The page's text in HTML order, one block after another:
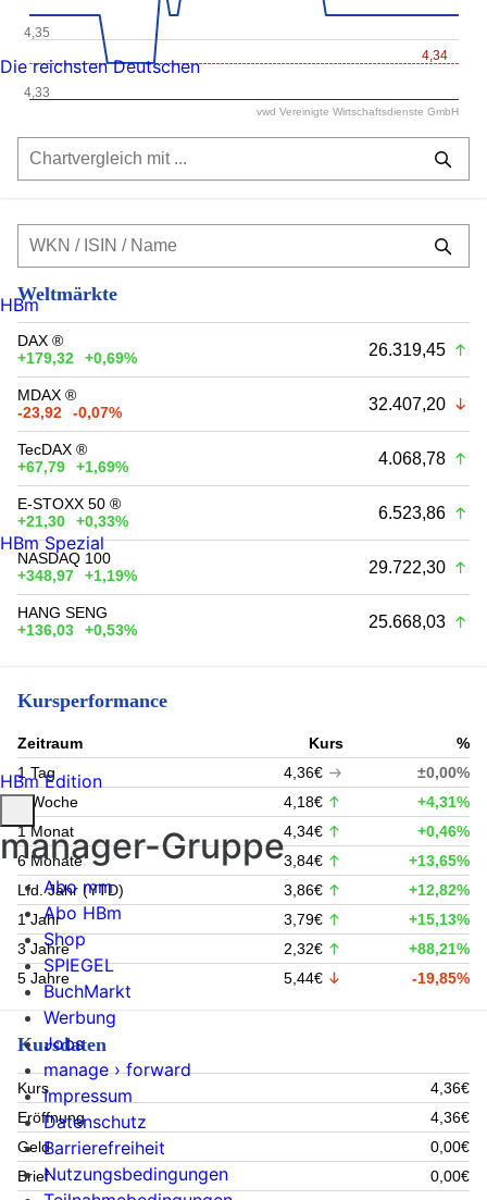
4,34
4,33
4,35
vwd Vereinigte Wirtschaftsdienste GmbH
Weltmärkte
DAX ®
+179,32
+0,69% 26.319,45
MDAX ®
-23,92
-0,07% 32.407,20
TecDAX ®
+67,79
+1,69% 4.068,78
E-STOXX 50 ®
+21,30
+0,33% 6.523,86
NASDAQ 100
+348,97
+1,19% 29.722,30
HANG SENG
+136,03
+0,53% 25.668,03
Kursperformance
Zeitraum Kurs
%
1 Tag
4,36€
±0,00%
1 Woche
4,18€
+4,31%
1 Monat
4,34€
+0,46%
6 Monate
3,84€
+13,65%
Lfd. Jahr (YTD)
3,86€
+12,82%
1 Jahr
3,79€
+15,13%
3 Jahre
2,32€
+88,21%
5 Jahre
5,44€ -19,85%
Kursdaten
Kurs
4,36€
Eröffnung
4,36€
Geld
0,00€
Brief
0,00€
Die reichsten Deutschen
HBm
HBm Spezial
HBm Edition
manager-Gruppe
Abo mm
Abo HBm
Shop
SPIEGEL
BuchMarkt
Werbung
Jobs
manage › forward
Impressum
Datenschutz
Barrierefreiheit
Nutzungsbedingungen